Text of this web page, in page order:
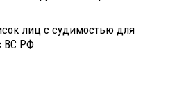
лиц с судимостью для
ВС РФ